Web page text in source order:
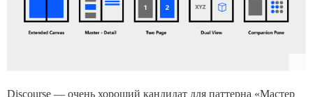
Discourse — очень хороший кандидат для паттерна «Мастер